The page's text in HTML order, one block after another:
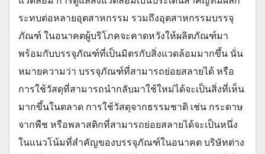
ระทบต่อหลายอุตสาหกรรม รวมถึงอุตสาหกรรมบรรจุ
ภัณฑ์ ในอนาคตผู้บริโภคจะคาดหวังให้ผลิตภัณฑ์มา
พร้อมกับบรรจุภัณฑ์ที่เป็นมิตรกับสิ่งแวดล้อมมากขึ้น นั่น
หมายความว่า บรรจุภัณฑ์ที่สามารถย่อยสลายได้ หรือ
การใช้วัสดุที่สามารถนำกลับมาใช้ใหม่ได้จะเป็นสิ่งที่เห็น
มากขึ้นในตลาด การใช้วัสดุจากธรรมชาติ เช่น กระดาษ
จากพืช หรือพลาสติกที่สามารถย่อยสลายได้จะเป็นหนึ่ง
ในแนวโน้มที่สำคัญของบรรจุภัณฑ์ในอนาคต บริษัทต่าง